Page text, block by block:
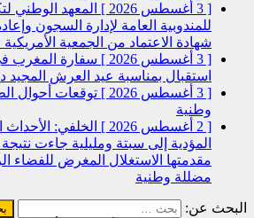
[ 3 أغسطس 2026 ]
المعهد الوطني
للمندوبية العامة لإدارة السجون
شهادة الاعتماد من الجمعية
[ 3 أغسطس 2026 ]
سفارة المغرب
استقبال بمناسبة عيد العرش المجيد
[ 3 أغسطس 2026 ]
توقعات أحوال
وطنية
[ 2 أغسطس 2026 ]
الخلفي: الأحداث
المؤدية إلى سبتة ومليلية جاءت
مقدمتها الاستغلال المغرض للفضاء
مضللة وطنية
البحث عن: